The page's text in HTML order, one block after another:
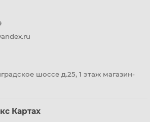
шоссе д.25, 1 этаж магазин-
Картах